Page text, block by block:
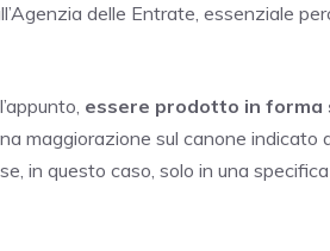
delle Entrate, essenziale
essere prodotto in forma
maggiorazione sul canone indicato
in questo caso, solo in una